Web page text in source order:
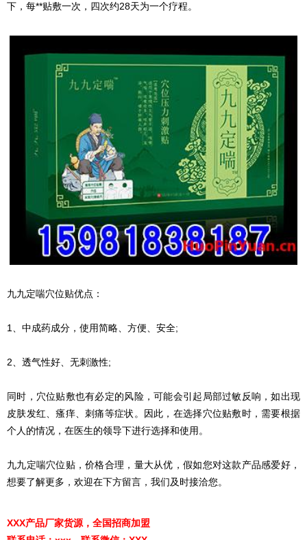
下，每**贴敷一次，四次约28天为一个疗程。
九九定喘穴位贴优点：
1、中成药成分，使用简略、方便、安全;
2、透气性好、无刺激性;
同时，穴位贴敷也有必定的风险，可能会引起局部过敏反响，如出现
皮肤发红、瘙痒、刺痛等症状。因此，在选择穴位贴敷时，需要根据
个人的情况，在医生的领导下进行选择和使用。
九九定喘穴位贴，价格合理，量大从优，假如您对这款产品感爱好，
想要了解更多，欢迎在下方留言，我们及时接洽您。
XXX产品厂家货源，全国招商加盟